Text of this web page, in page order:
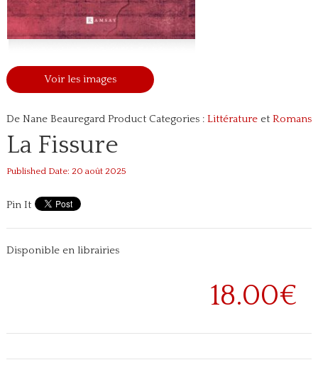
Voir les images
De Nane BeauregardProduct Categories : Littératureet Romans
La Fissure
Published Date: 20 août 2025
Pin It
Disponible en librairies
18.00€